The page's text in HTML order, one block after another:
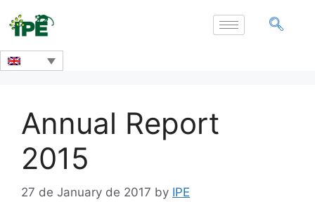
Annual Report
2015
27 de January de 2017 by IPE